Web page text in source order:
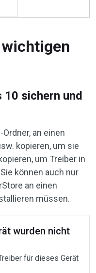
10 sichern und
an einen
kopieren, um sie
um Treiber in
können auch nur
an einen
müssen.
wurden nicht
für dieses Gerät